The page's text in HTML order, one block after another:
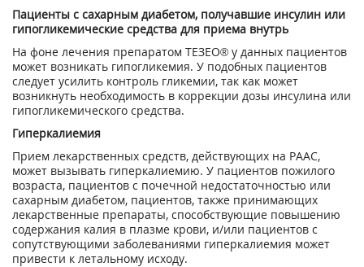
Пациенты с сахарным диабетом, получавшие инсулин или
гипогликемические средства для приема внутрь
На фоне лечения препаратом ТЕЗЕО® у данных пациентов
может возникать гипогликемия. У подобных пациентов
следует усилить контроль гликемии, так как может
возникнуть необходимость в коррекции дозы инсулина или
гипогликемического средства.
Гиперкалиемия
Прием лекарственных средств, действующих на РААС,
может вызывать гиперкалиемию. У пациентов пожилого
возраста, пациентов с почечной недостаточностью или
сахарным диабетом, пациентов, также принимающих
лекарственные препараты, способствующие повышению
содержания калия в плазме крови, и/или пациентов с
сопутствующими заболеваниями гиперкалиемия может
привести к летальному исходу.